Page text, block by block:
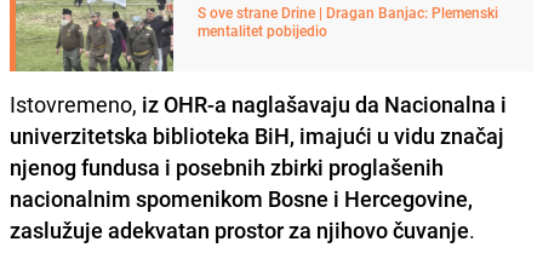
S ove strane Drine | Dragan Banjac: Plemenski
mentalitet pobijedio
Istovremeno, iz OHR-a naglašavaju da Nacionalna i
univerzitetska biblioteka BiH, imajući u vidu značaj
njenog fundusa i posebnih zbirki proglašenih
nacionalnim spomenikom Bosne i Hercegovine,
zaslužuje adekvatan prostor za njihovo čuvanje.